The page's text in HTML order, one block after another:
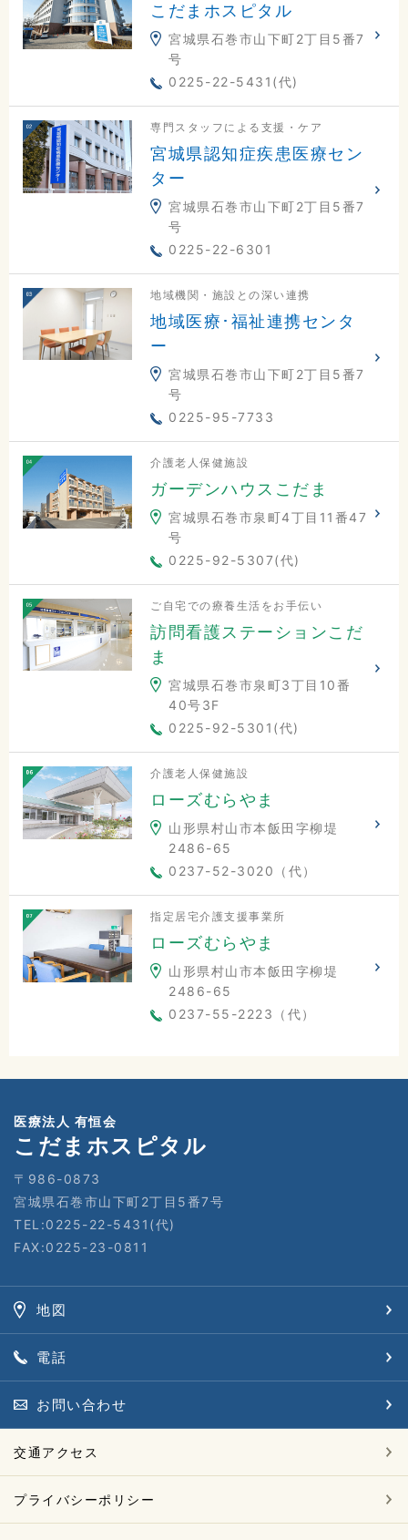
お問合せ
こだまホスピタル
宮城県石巻市山下町2丁目5番7
号
0225-22-5431(代)
専門スタッフによる支援・ケア
宮城県認知症疾患医療セン
ター
宮城県石巻市山下町2丁目5番7
号
0225-22-6301
地域機関・施設との深い連携
地域医療･福祉連携センタ
ー
宮城県石巻市山下町2丁目5番7
号
0225-95-7733
介護老人保健施設
ガーデンハウスこだま
宮城県石巻市泉町4丁目11番47
号
0225-92-5307(代)
ご自宅での療養生活をお手伝い
訪問看護ステーションこだ
ま
宮城県石巻市泉町3丁目10番
40号3F
0225-92-5301(代)
介護老人保健施設
ローズむらやま
山形県村山市本飯田字柳堤
2486-65
0237-52-3020（代）
指定居宅介護支援事業所
ローズむらやま
山形県村山市本飯田字柳堤
2486-65
0237-55-2223（代）
医療法人 有恒会
こだまホスピタル
〒986-0873
宮城県石巻市山下町2丁目5番7号
TEL:0225-22-5431(代)
FAX:0225-23-0811
地図
電話
お問い合わせ
交通アクセス
プライバシーポリシー